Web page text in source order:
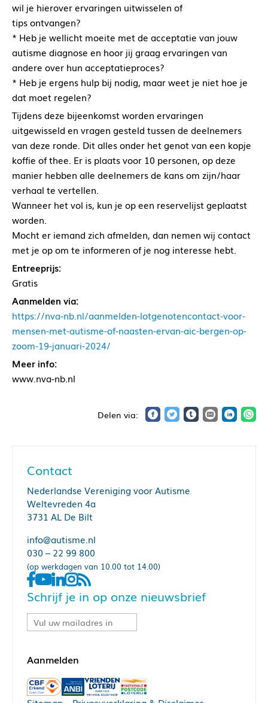
wil je hierover ervaringen uitwisselen of
tips ontvangen?
* Heb je wellicht moeite met de acceptatie van jouw
autisme diagnose en hoor jij graag ervaringen van
andere over hun acceptatieproces?
* Heb je ergens hulp bij nodig, maar weet je niet hoe je
dat moet regelen?
Tijdens deze bijeenkomst worden ervaringen
uitgewisseld en vragen gesteld tussen de deelnemers
van deze ronde. Dit alles onder het genot van een kopje
koffie of thee. Er is plaats voor 10 personen, op deze
manier hebben alle deelnemers de kans om zijn/haar
verhaal te vertellen.
Wanneer het vol is, kun je op een reservelijst geplaatst
worden.
Mocht er iemand zich afmelden, dan nemen wij contact
met je op om te informeren of je nog interesse hebt.
Entreeprijs:
Gratis
Aanmelden via:
https://nva-nb.nl/aanmelden-lotgenotencontact-voor-
mensen-met-autisme-of-naasten-ervan-aic-bergen-op-
zoom-19-januari-2024/
Meer info:
www.nva-nb.nl
Contact
Nederlandse Vereniging voor Autisme
Weltevreden 4a
3731 AL De Bilt
info@autisme.nl
030 – 22 99 800
(op werkdagen van 10.00 tot 14.00)
Schrijf je in op onze nieuwsbrief